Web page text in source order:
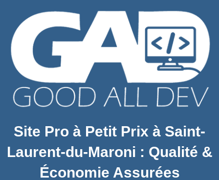
Site Pro à Petit Prix à Saint-
Laurent-du-Maroni : Qualité &
Économie Assurées